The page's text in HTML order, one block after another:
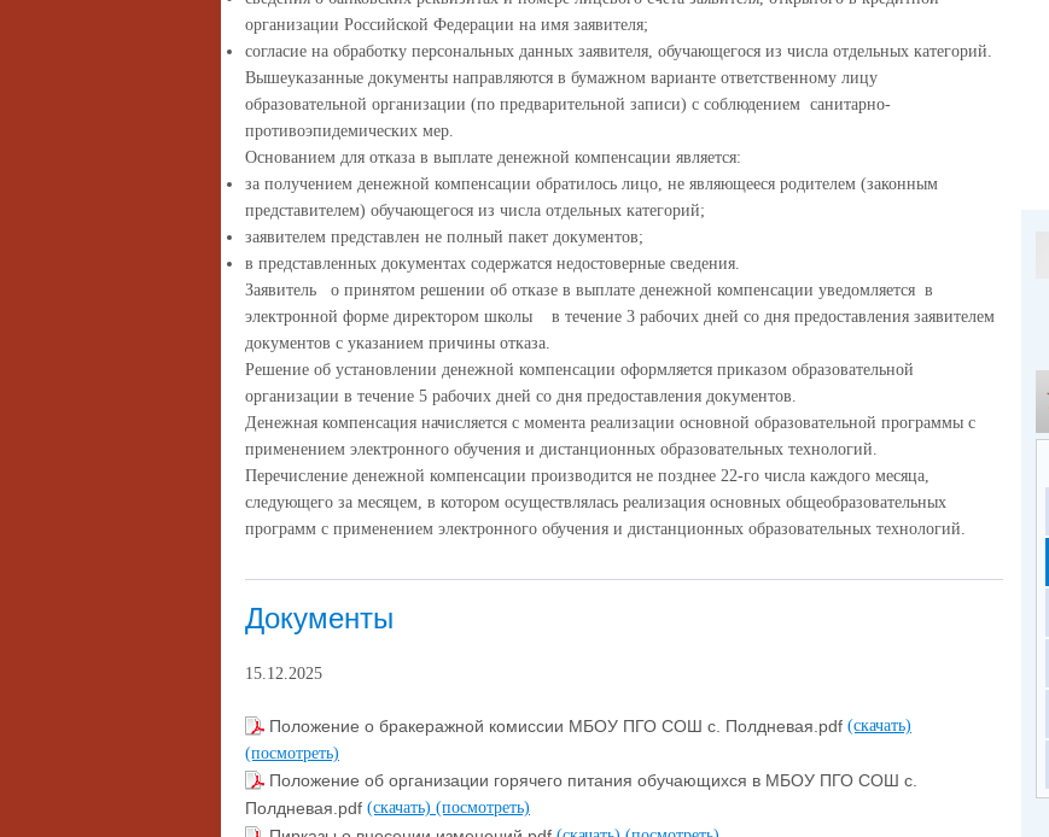
организации Российской Федерации на имя заявителя;
согласие на обработку персональных данных заявителя, обучающегося из числа отдельных категорий.
Вышеуказанные документы направляются в бумажном варианте ответственному лицу
образовательной организации (по предварительной записи) с соблюдением санитарно-
противоэпидемических мер.
Основанием для отказа в выплате денежной компенсации является:
за получением денежной компенсации обратилось лицо, не являющееся родителем (законным
представителем) обучающегося из числа отдельных категорий;
заявителем представлен не полный пакет документов;
в представленных документах содержатся недостоверные сведения.
Заявитель о принятом решении об отказе в выплате денежной компенсации уведомляется в
электронной форме директором школы в течение 3 рабочих дней со дня предоставления заявителем
документов с указанием причины отказа.
Решение об установлении денежной компенсации оформляется приказом образовательной
организации в течение 5 рабочих дней со дня предоставления документов.
Денежная компенсация начисляется с момента реализации основной образовательной программы с
применением электронного обучения и дистанционных образовательных технологий.
Перечисление денежной компенсации производится не позднее 22-го числа каждого месяца,
следующего за месяцем, в котором осуществлялась реализация основных общеобразовательных
программ с применением электронного обучения и дистанционных образовательных технологий.
Документы
15.12.2025
Положение о бракеражной комиссии МБОУ ПГО СОШ с. Полдневая.pdf (скачать)
(посмотреть)
Положение об организации горячего питания обучающихся в МБОУ ПГО СОШ с.
Полдневая.pdf (скачать) (посмотреть)